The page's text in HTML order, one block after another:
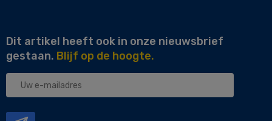
Dit artikel heeft ook in onze nieuwsbrief
gestaan. Blijf op de hoogte.
Uw